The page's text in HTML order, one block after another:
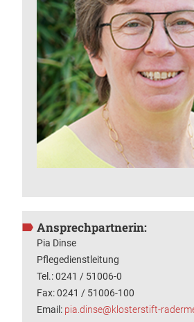
Ansprechpartnerin:
Pia Dinse
Pflegedienstleitung
Tel.: 0241 / 51006-0
Fax: 0241 / 51006-100
Email: pia.dinse@klosterstift-